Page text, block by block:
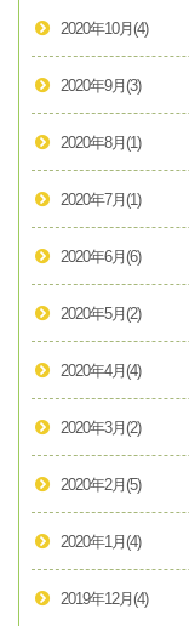
2020年10月 (4)
2020年9月 (3)
2020年8月 (1)
2020年7月 (1)
2020年6月 (6)
2020年5月 (2)
2020年4月 (4)
2020年3月 (2)
2020年2月 (5)
2020年1月 (4)
2019年12月 (4)